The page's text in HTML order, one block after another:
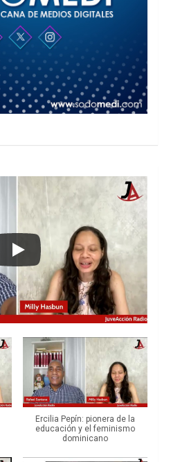
Ercilia Pepín: pionera de la
educación y el feminismo
dominicano